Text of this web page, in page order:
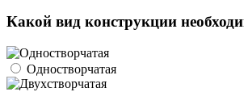
Какой вид конструкции
Одностворчатая